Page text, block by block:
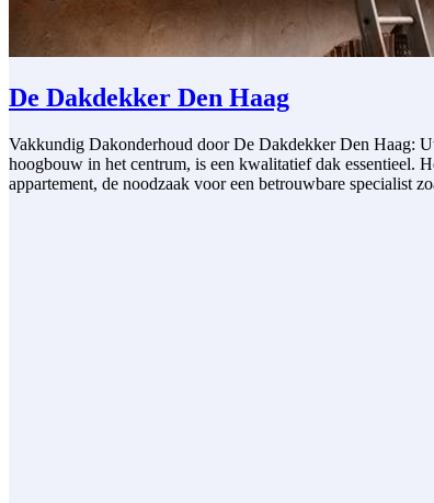
De Dakdekker Den Haag
Vakkundig Dakonderhoud door De Dakdekker Den Haag:
hoogbouw in het centrum, is een kwalitatief dak essentieel.
appartement, de noodzaak voor een betrouwbare specialist